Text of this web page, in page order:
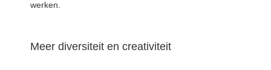
werken.
Meer diversiteit en creativiteit